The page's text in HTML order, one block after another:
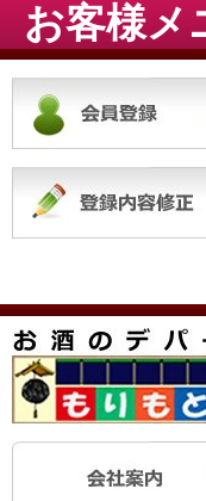
お客様メ